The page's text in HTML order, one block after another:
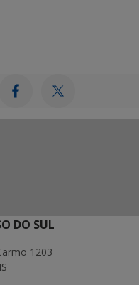
DO SUL
1203